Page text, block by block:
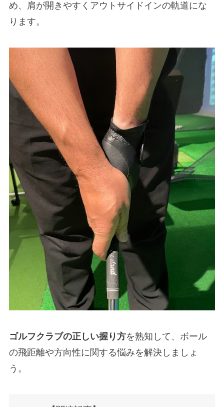
め、肩が開きやすくアウトサイドインの軌道にな
ります。
ゴルフクラブの正しい握り方を熟知して、ボール
の飛距離や方向性に関する悩みを解決しましょ
う。